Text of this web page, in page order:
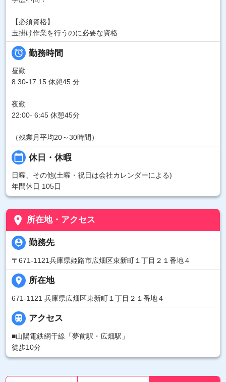
【必須資格】
玉掛け作業を行うのに必要な資格
 勤務時間
昼勤
8:30-17:15 休憩45 分
夜勤
22:00- 6:45 休憩45分
（残業月平均20～30時間）
calendar_today 休日・休暇
日曜、その他(土曜・祝日は会社カレンダーによる)
年間休日 105日
place 所在地・アクセス
person_pin 勤務先
〒671-1121兵庫県姫路市広畑区東新町１丁目２１番地４
place 所在地
671-1121 兵庫県広畑区東新町１丁目２１番地４
 アクセス
■山陽電鉄網干線「夢前駅・広畑駅」
徒歩10分